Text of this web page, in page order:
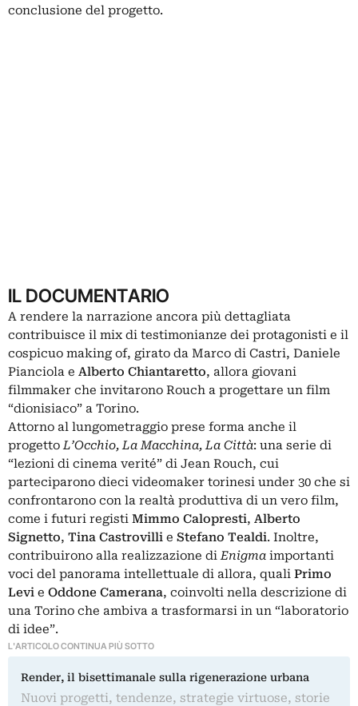
conclusione del progetto.
IL DOCUMENTARIO
A rendere la narrazione ancora più dettagliata
contribuisce il mix di testimonianze dei protagonisti e il
cospicuo making of, girato da Marco di Castri, Daniele
Pianciola e Alberto Chiantaretto, allora giovani
filmmaker che invitarono Rouch a progettare un film
“dionisiaco” a Torino.
Attorno al lungometraggio prese forma anche il
progettoL’Occhio, La Macchina, La Città: una serie di
“lezioni di cinema verité” di Jean Rouch, cui
parteciparono dieci videomaker torinesi under 30 che si
confrontarono con la realtà produttiva di un vero film,
come i futuri registi Mimmo Calopresti, Alberto
Signetto, Tina Castrovilli e Stefano Tealdi. Inoltre,
contribuirono alla realizzazione diEnigma importanti
voci del panorama intellettuale di allora, quali Primo
Levi e Oddone Camerana, coinvolti nella descrizione di
una Torino che ambiva a trasformarsi in un “laboratorio
di idee”.
L'ARTICOLO CONTINUA PIÙ SOTTO
Render, il bisettimanale sulla rigenerazione urbana
Nuovi progetti, tendenze, strategie virtuose, storie